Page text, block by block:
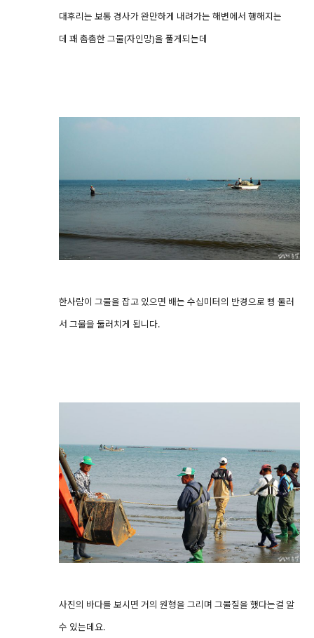
대후리는 보통 경사가 완만하게 내려가는 해변에서 행해지는
데 꽤 촘촘한 그물(자인망)을 풀게되는데
한사람이 그물을 잡고 있으면 배는 수십미터의 반경으로 삥 둘러
서 그물을 둘러치게 됩니다.
사진의 바다를 보시면 거의 원형을 그리며 그물질을 했다는걸 알
수 있는데요.